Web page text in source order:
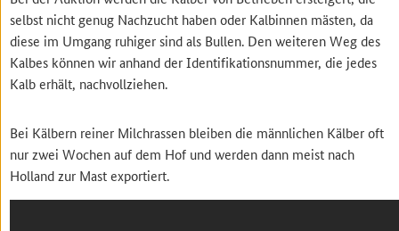
selbst nicht genug Nachzucht haben oder Kalbinnen mästen, da
diese im Umgang ruhiger sind als Bullen. Den weiteren Weg des
Kalbes können wir anhand der Identifikationsnummer, die jedes
Kalb erhält, nachvollziehen.
Bei Kälbern reiner Milchrassen bleiben die männlichen Kälber oft
nur zwei Wochen auf dem Hof und werden dann meist nach
Holland zur Mast exportiert.